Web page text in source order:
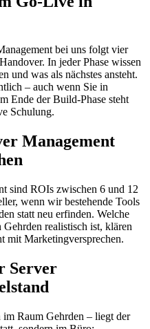
bei uns folgt vier
In jeder Phase wissen
und was als nächstes ansteht.
– auch wenn Sie in
Ende der Build-Phase steht
Schulung.
Management
sind ROIs zwischen 6 und 12
wenn wir bestehende Tools
statt neu erfinden. Welche
realistisch ist, klären
mit Marketingversprechen.
Server
Raum Gehrden – liegt der